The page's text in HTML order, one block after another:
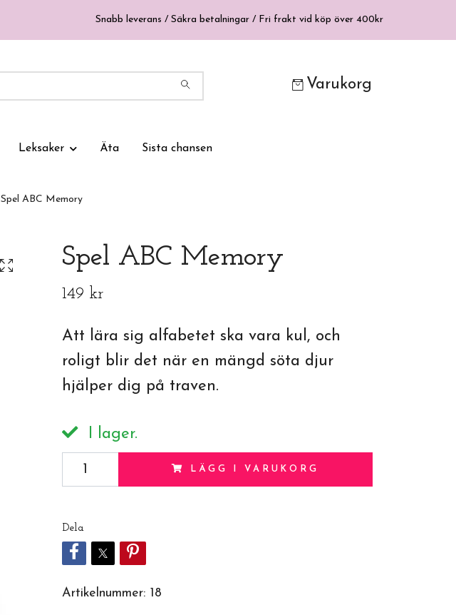
Snabb leverans / Säkra betalningar / Fri frakt vid köp över 400kr
Varukorg
Leksaker Äta Sista chansen
Spel ABC Memory
Spel ABC Memory
149 kr
Att lära sig alfabetet ska vara kul, och
roligt blir det när en mängd söta djur
hjälper dig på traven.
I lager.
LÄGG I VARUKORG
Dela
Artikelnummer: 18